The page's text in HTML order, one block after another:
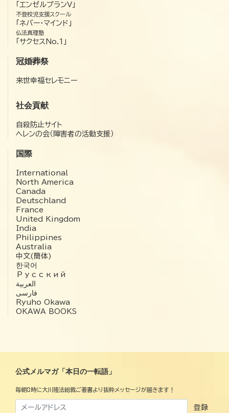
「エンゼルプランV」
不登校児支援スクール
「ネバー・マインド」
仏法真理塾
「サクセスNo.1」
冠婚葬祭
来世幸福セレモニー
社会貢献
自殺防止サイト
ヘレンの会（障害者の活動支援）
国際
International
North America
Canada
Deutschland
France
United Kingdom
India
Philippines
Australia
中文(簡体)
한국어
Русский
العربية‏
فارسی
Ryuho Okawa
OKAWA BOOKS
公式メルマガ「本日の一転語」
毎朝8時に大川隆法総裁ご著書より抜粋メッセージが届きます！
登録